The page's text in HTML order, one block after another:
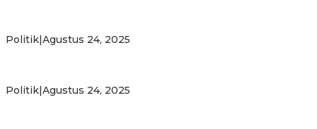
Politik Agustus 24, 2025
Politik Agustus 24, 2025